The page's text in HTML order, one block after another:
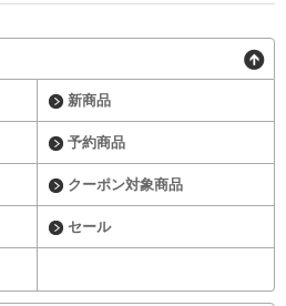
新商品
予約商品
クーポン対象商品
セール